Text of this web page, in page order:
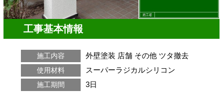
工事基本情報
施工内容 外壁塗装 店舗 その他 ツタ撤去
使用材料 スーパーラジカルシリコン
施工期間 3日